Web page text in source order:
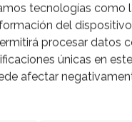
tecnologías como
del
procesar datos
únicas en
afectar
de 5 x 4 cm de